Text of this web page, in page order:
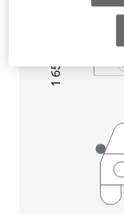
Korkeus
1 650